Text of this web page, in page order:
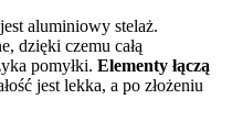
aluminiowy stelaż.
dzięki czemu całą
pomyłki. Elementy łączą
jest lekka, a po złożeniu